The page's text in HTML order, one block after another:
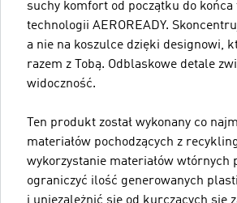
suchy komfort od początku do
technologii AEROREADY.
a nie na koszulce dzięki designowi,
razem z Tobą. Odblaskowe detale
widoczność.
Ten produkt został wykonany co
materiałów pochodzących z
wykorzystanie materiałów wtórnych
ograniczyć ilość generowanych